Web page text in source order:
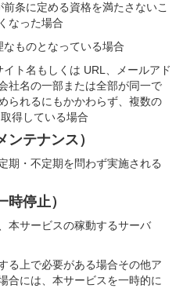
条に定める資格を満たさないこ
なった場合
ものとなっている場合
ト名もしくは URL、メールアド
社名の一部または全部が同一で
られるにもかかわらず、複数の
得している場合
テナンス）
期・不定期を問わず実施される
停止）
本サービスの稼動するサーバ
る上で必要がある場合その他ア
合には、本サービスを一時的に